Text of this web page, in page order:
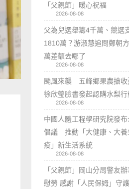
「父親節」暖心祝福
2026-08-08
父為兒選舉籌4千萬、競選
1810萬？游淑慧追問鄭朝
萬差額去哪了
2026-08-08
颱風來襲 五峰鄉果農搶
徐欣瑩臉書發起認購水梨行
2026-08-08
中國人體工程學研究院發
倡議 推動「大健康、大養
疫」新生活系統
2026-08-08
「父親節」岡山分局警友
慰勞 感謝「人民保姆」守